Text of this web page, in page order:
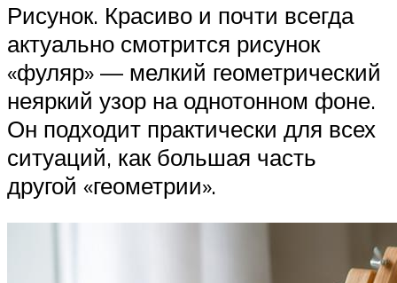
Рисунок. Красиво и почти всегда
актуально смотрится рисунок
«фуляр» — мелкий геометрический
неяркий узор на однотонном фоне.
Он подходит практически для всех
ситуаций, как большая часть
другой «геометрии».